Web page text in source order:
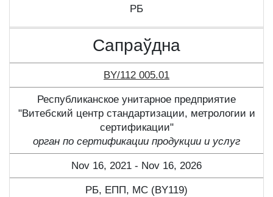
РБ
Сапраўдна
BY/112 005.01
Республиканское унитарное предприятие
"Витебский центр стандартизации, метрологии и
сертификации"
орган по сертификации продукции и услуг
Nov 16, 2021 - Nov 16, 2026
РБ, ЕПП, МС (BY119)